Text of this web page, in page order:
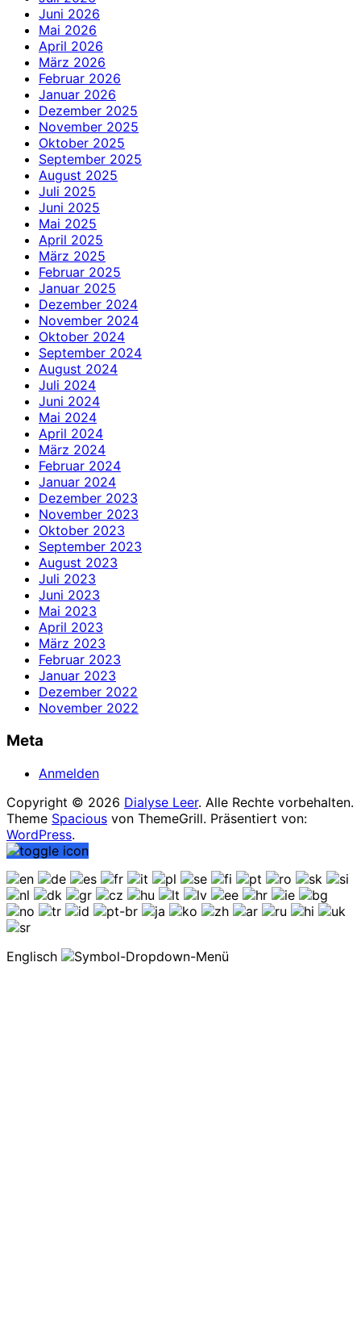
Juni 2026
Mai 2026
April 2026
März 2026
Februar 2026
Januar 2026
Dezember 2025
November 2025
Oktober 2025
September 2025
August 2025
Juli 2025
Juni 2025
Mai 2025
April 2025
März 2025
Februar 2025
Januar 2025
Dezember 2024
November 2024
Oktober 2024
September 2024
August 2024
Juli 2024
Juni 2024
Mai 2024
April 2024
März 2024
Februar 2024
Januar 2024
Dezember 2023
November 2023
Oktober 2023
September 2023
August 2023
Juli 2023
Juni 2023
Mai 2023
April 2023
März 2023
Februar 2023
Januar 2023
Dezember 2022
November 2022
Meta
Anmelden
Copyright © 2026 Dialyse Leer. Alle Rechte vorbehalten.
Theme Spacious von ThemeGrill. Präsentiert von:
WordPress.
Englisch